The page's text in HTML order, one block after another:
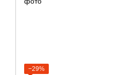
−29%